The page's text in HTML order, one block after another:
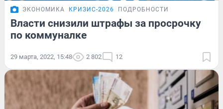
ЭКОНОМИКА КРИЗИС-2026 ПОДРОБНОСТИ
Власти снизили штрафы за просрочку
по коммуналке
29 марта, 2022, 15:48 2 802 12